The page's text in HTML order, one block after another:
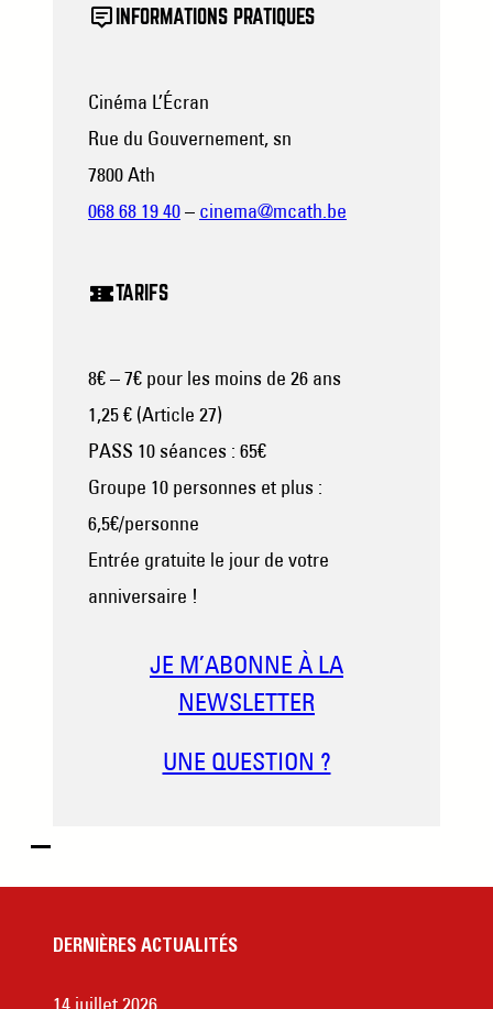
INFORMATIONS PRATIQUES
Cinéma L’Écran
Rue du Gouvernement, sn
7800 Ath
068 68 19 40– cinema@mcath.be
TARIFS
8€ – 7€ pour les moins de 26 ans
1,25 € (Article 27)
PASS 10 séances : 65€
Groupe 10 personnes et plus :
6,5€/personne
Entrée gratuite le jour de votre
anniversaire !
JE M’ABONNE À LA
NEWSLETTER
UNE QUESTION ?
DERNIÈRES ACTUALITÉS